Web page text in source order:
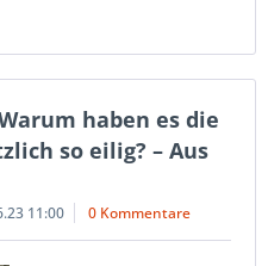
haben es die
so eilig? – Aus
11:00 0 Kommentare